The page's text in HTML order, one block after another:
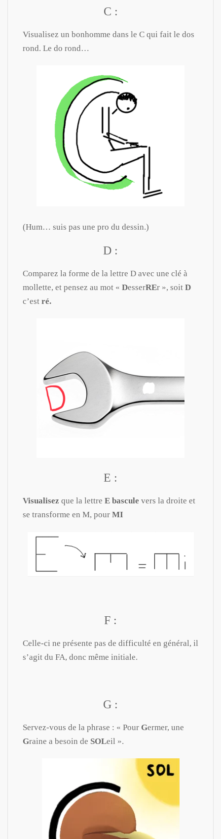
C :
Visualisez un bonhomme dans le C qui fait le dos
rond. Le do rond…
(Hum… suis pas une pro du dessin.)
D :
Comparez la forme de la lettre D avec une clé à
mollette, et pensez au mot « DesserREr », soit D
c’est ré.
E :
Visualisez que la lettre E bascule vers la droite et
se transforme en M, pour MI
F :
Celle-ci ne présente pas de difficulté en général, il
s’agit du FA, donc même initiale.
G :
Servez-vous de la phrase : « Pour Germer, une
Graine a besoin de SOLeil ».